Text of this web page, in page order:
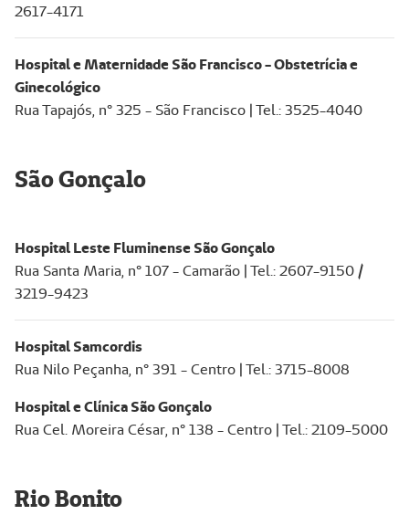
2617-4171
Hospital e Maternidade São Francisco - Obstetrícia e
Ginecológico
Rua Tapajós, n° 325 - São Francisco | Tel.: 3525-4040
São Gonçalo
Hospital Leste Fluminense São Gonçalo
Rua Santa Maria, n° 107 - Camarão | Tel.: 2607-9150 /
3219-9423
Hospital Samcordis
Rua Nilo Peçanha, n° 391 - Centro | Tel.: 3715-8008
Hospital e Clínica São Gonçalo
Rua Cel. Moreira César, n° 138 - Centro | Tel.: 2109-5000
Rio Bonito